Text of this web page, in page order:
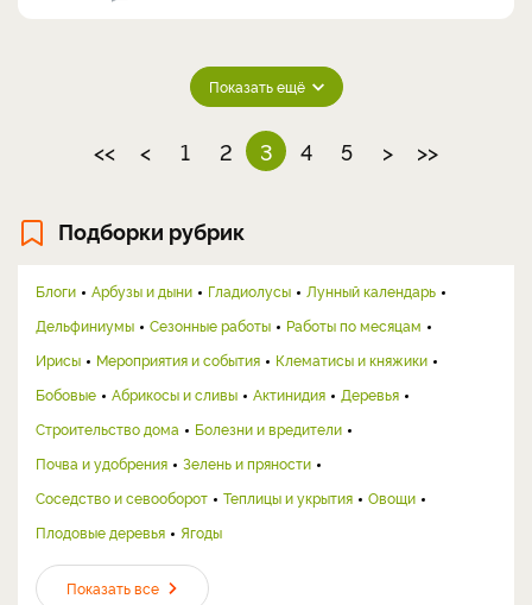
Показать ещё
<< < 1 2 3 4 5 > >>
Подборки рубрик
Блоги Арбузы и дыни Гладиолусы
Лунный календарь
Дельфиниумы
Сезонные работы
Работы по месяцам
Ирисы
Мероприятия и события
Клематисы и княжики
Бобовые
Абрикосы и сливы Актинидия
Деревья
Строительство дома
Болезни и вредители
Почва и удобрения
Зелень и пряности
Соседство и севооборот
Теплицы и укрытия
Овощи
Плодовые деревья
Ягоды
Показать все